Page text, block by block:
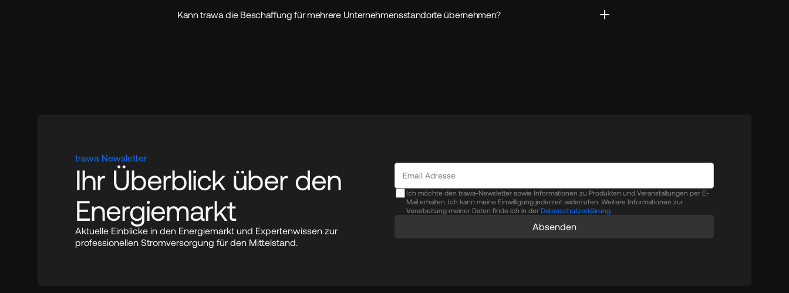
Kann trawa die Beschaffung für mehrere Unternehmensstandorte übernehmen?
trawa Newsletter
Ihr Überblick über den
Energiemarkt
Aktuelle Einblicke in den Energiemarkt und Expertenwissen zur
professionellen Stromversorgung für den Mittelstand.
Ich möchte den trawa-Newsletter sowie Informationen zu Produkten und Veranstaltungen per E-
Mail erhalten. Ich kann meine Einwilligung jederzeit widerrufen. Weitere Informationen zur
Verarbeitung meiner Daten finde ich in der Datenschutzerklärung.
Absenden